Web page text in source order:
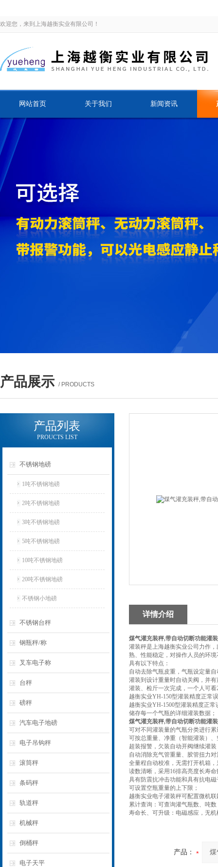
欢迎您，来到上海越衡实业有限公司！
网站首页 关于我们 新闻资讯
产品展示 / PRODUCTS
产品列表
PROUCTS LIST
不锈钢地磅
1吨不锈钢地磅
2吨不锈钢地磅
3吨不锈钢地磅
5吨不锈钢地磅
10吨不锈钢地磅
20吨不锈钢地磅
不锈钢小地磅
不锈钢台秤
钢瓶秤/称
叉车电子称
台秤
磅秤
汽车电子地磅
电子吊钩秤
滚筒秤
条码秤
轨道秤
机械秤
倒桶秤
电子天平
详情介绍
煤气灌充装秤,带自动切断功能灌
灌装秤是上海越衡实业公司力作
熟、性能稳定，对操作人员的环
具有以下特点：
自动去除气瓶皮重，气瓶设定量
灌装到设计重量时自动关阀，并
灌装、检斤一次完成，一个人可看
越衡实业YH-150型灌装精度正常
越衡实业YH-1500型灌装精度正常
储存每一个气瓶的详细灌装数据；
煤气灌充装秤,带自动切断功能灌
可对不同灌装量的气瓶分类进行
可按总重量、净重（智能灌装）
超装报警，欠装自动开阀继续灌装
自动消除充气管重量、胶管扭力
全量程自动校准，无需打开机箱
读数清晰，采用16排高亮度长寿
具有防震抗冲击功能和具有抗电
可设置空瓶重量的上下限；
越衡实业电子灌装秤可配置微机
累计查询：可查询灌气瓶数、吨
寿命长、可升级：电磁感应，无
产品：